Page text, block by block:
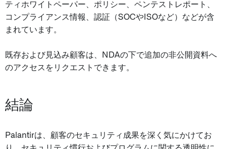
ティホワイトペーパー、ポリシー、ペンテストレポート、
コンプライアンス情報、認証（SOCやISOなど）などが含
まれています。
既存および見込み顧客は、NDAの下で追加の非公開資料へ
のアクセスをリクエストできます。
結論
Palantirは、顧客のセキュリティ成果を深く気にかけてお